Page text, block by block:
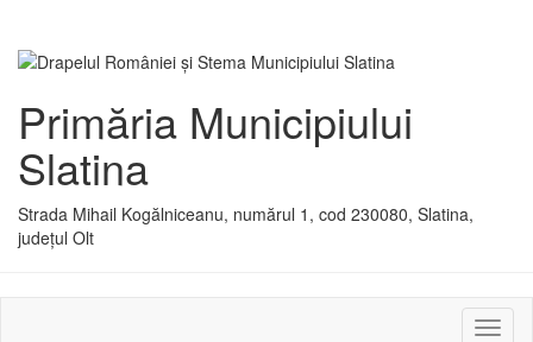
Primăria Municipiului
Slatina
Strada Mihail Kogălniceanu, numărul 1, cod 230080, Slatina,
județul Olt